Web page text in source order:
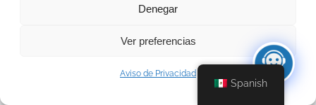
Denegar
Ver preferencias
Aviso de Privacidad
Spanish